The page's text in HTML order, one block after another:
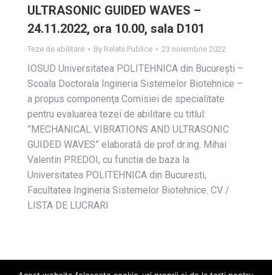
ULTRASONIC GUIDED WAVES –
24.11.2022, ora 10.00, sala D101
Teze de abilitare By Relatii Publice 23 noiembrie 2022
IOSUD Universitatea POLITEHNICA din Bucureşti –
Scoala Doctorala Ingineria Sistemelor Biotehnice –
a propus componenţa Comisiei de specialitate
pentru evaluarea tezei de abilitare cu titlul:
”MECHANICAL VIBRATIONS AND ULTRASONIC
GUIDED WAVES” elaborată de prof.dr.ing. Mihai
Valentin PREDOI, cu functia de baza la
Universitatea POLITEHNICA din Bucuresti,
Facultatea Ingineria Sistemelor Biotehnice. CV /
LISTA DE LUCRARI